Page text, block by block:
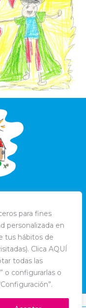
para fines
personalizada en
tus hábitos de
Clica AQUÍ
todas las
o configurarlas o